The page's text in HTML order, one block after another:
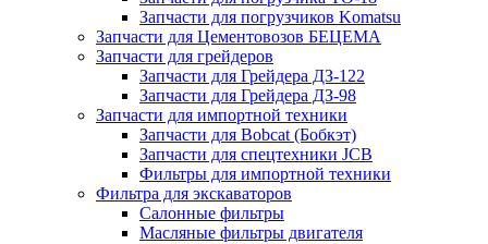
Запчасти для погрузчиков Komatsu
Запчасти для Цементовозов БЕЦЕМА
Запчасти для грейдеров
Запчасти для Грейдера ДЗ-122
Запчасти для Грейдера ДЗ-98
Запчасти для импортной техники
Запчасти для Bobcat (Бобкэт)
Запчасти для спецтехники JCB
Фильтры для импортной техники
Фильтра для экскаваторов
Салонные фильтры
Масляные фильтры двигателя